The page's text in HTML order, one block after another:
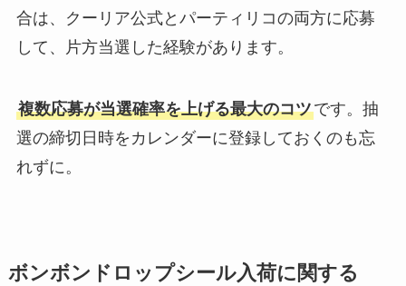
合は、クーリア公式とパーティリコの両方に応募
して、片方当選した経験があります。
複数応募が当選確率を上げる最大のコツです。抽
選の締切日時をカレンダーに登録しておくのも忘
れずに。
ボンボンドロップシール入荷に関する